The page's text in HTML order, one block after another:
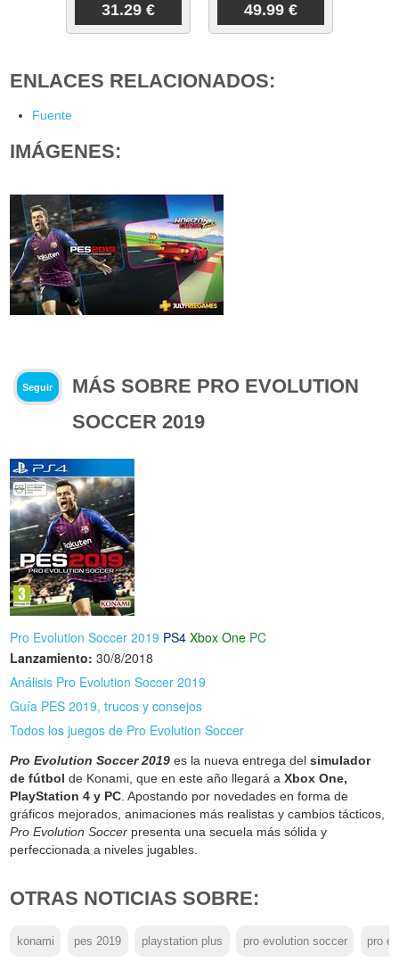
31.29 € 49.99 €
ENLACES RELACIONADOS:
Fuente
IMÁGENES:
Seguir
MÁS SOBRE PRO EVOLUTION
SOCCER 2019
Pro Evolution Soccer 2019 PS4 Xbox One PC
Lanzamiento: 30/8/2018
Análisis Pro Evolution Soccer 2019
Guía PES 2019, trucos y consejos
Todos los juegos de Pro Evolution Soccer
Pro Evolution Soccer 2019 es la nueva entrega delsimulador
de fútbol de Konami, que en este año llegará aXbox One,
PlayStation 4 y PC . Apostando por novedades en forma de
gráficos mejorados, animaciones más realistas y cambios tácticos,
Pro Evolution Soccer presenta una secuela más sólida y
perfeccionada a niveles jugables.
OTRAS NOTICIAS SOBRE:
konami pes 2019 playstation plus pro evolution soccer pro